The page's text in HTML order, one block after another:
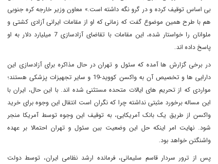
بی اساس توقیف کرده و در گرو نگه داشته است.» معاون وزیر خارجه کره جنوبی
هم با طرح همین موضوع گفت که زمانی که او از مقامات ایرانی آزادی کشتی و
ملوانان را خواستار شده، این مقامات با تقاضای آزادسازی 7 میلیارد دلار به او
پاسخ داده اند.
در برخی گزارش ها آمده که سئول و تهران در حال مذاکره برای آزادسازی این
دارایی ها و تخصیص آن به واکسن کووید-19 و سایر تجهیزات پزشکی هستند؛
مواردی که از تحریم های ایالات متحده مستثنی شده اند. با این حال، ایران با
این مساله برخورد مثبتی نداشته چرا که نگران است انتقال این وجوه برای خرید
واکسن از طریق یک بانک آمریکایی، به توقیف این وجوه توسط آمریکا منجر
شود. نهایت امر اینکه حل این وضعیت بین سئول و تهران احتمالا بر عهده
واشنگتن خواهد بود.
پس از ترور سردار قاسم سلیمانی، فرمانده ارشد نظامی ایران، توسط دولت